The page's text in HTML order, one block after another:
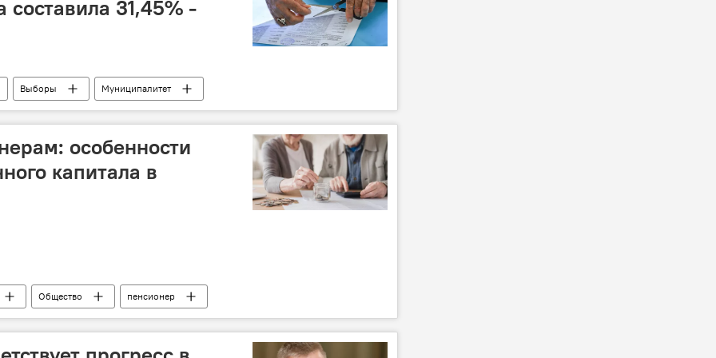
составила 31,45% -
Выборы
Муниципалитет
земли Голосование
Ильхам Алиев
особенности
капитала в
Общество
пенсионер
реформа пенсионный капитал
Амнистия